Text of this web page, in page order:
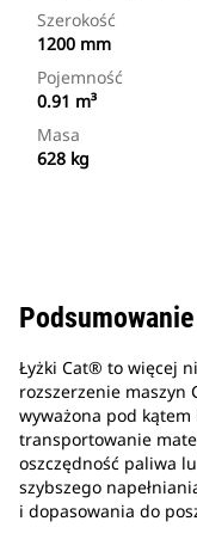
Szerokość
1200 mm
Pojemność
0.91 m³
Masa
628 kg
Podsumowanie
Łyżki Cat® to więcej
rozszerzenie maszyn
wyważona pod
transportowanie
oszczędność paliwa
szybszego
i dopasowania do